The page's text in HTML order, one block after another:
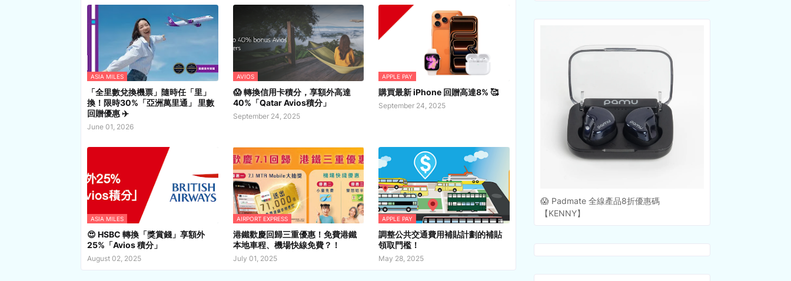
ASIA MILES
「全里數兌換機票」隨時任「里」
換！限時30%「亞洲萬里通」 里數
回贈優惠 ✈️
June 01, 2026
AVIOS
😱 轉換信用卡積分，享額外高達
40%「Qatar Avios積分」
September 24, 2025
APPLE PAY
購買最新 iPhone 回贈高達8% 🥰
September 24, 2025
ASIA MILES
😍 HSBC 轉換「獎賞錢」享額外
25%「Avios 積分」
August 02, 2025
AIRPORT EXPRESS
港鐵歡慶回歸三重優惠！免費港鐵
本地車程、機場快線免費？！
July 01, 2025
APPLE PAY
調整公共交通費用補貼計劃的補貼
領取門檻！
May 28, 2025
😱 Padmate 全線產品8折優惠碼
【KENNY】